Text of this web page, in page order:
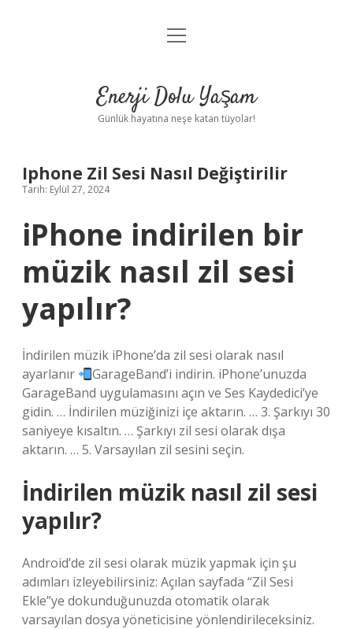
Anasayfa
Yasal Uyarı
menüyü
Enerji Dolu Yaşam
Günlük hayatına neşe katan tüyolar!
Iphone Zil Sesi Nasıl Değiştirilir
Tarih: Eylül 27, 2024
iPhone indirilen bir
müzik nasıl zil sesi
yapılır?
İndirilen müzik iPhone’da zil sesi olarak nasıl
ayarlanır
GarageBand’i indirin. iPhone’unuzda
GarageBand uygulamasını açın ve Ses Kaydedici’ye
gidin. … İndirilen müziğinizi içe aktarın. … 3. Şarkıyı 30
saniyeye kısaltın. … Şarkıyı zil sesi olarak dışa
aktarın. … 5. Varsayılan zil sesini seçin.
İndirilen müzik nasıl zil sesi
yapılır?
Android’de zil sesi olarak müzik yapmak için şu
adımları izleyebilirsiniz: Açılan sayfada “Zil Sesi
Ekle”ye dokunduğunuzda otomatik olarak
varsayılan dosya yöneticisine yönlendirileceksiniz.